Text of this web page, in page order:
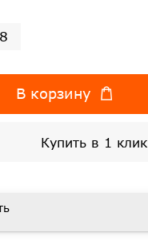
В корзину
Купить в 1 клик